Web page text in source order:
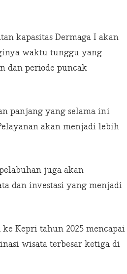
kapasitas Dermaga I akan
waktu tunggu yang
dan periode puncak
panjang yang selama ini
akan menjadi lebih
juga akan
dan investasi yang menjadi
Kepri tahun 2025 mencapai
wisata terbesar ketiga di